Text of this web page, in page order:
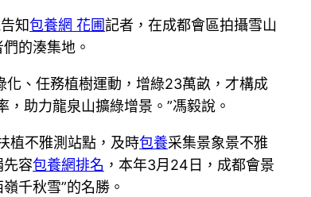
知包養網 花圃記者，在成都會區拍攝雪山
的湊集地。
、任務植樹運動，增綠23萬畝，才構成
助力龍泉山擴綠增景。”馮毅說。
植不雅測站點，及時包養采集景象景不雅
容包養網排名 ，本年3月24日，成都會景
千秋雪”的名勝。